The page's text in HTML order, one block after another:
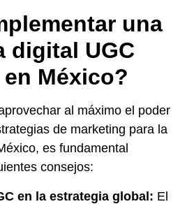
una
digital UGC
México?
al máximo el poder
de marketing para la
es fundamental
consejos:
en la estrategia global: El